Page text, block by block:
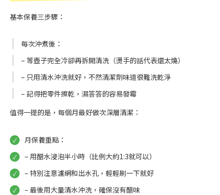
基本保養三步驟：
每次沖煮後：
– 等壺子完全冷卻再拆開清洗（燙手的話代表還太燒）
– 只用清水沖洗就好，不然清潔劑味道很難洗乾淨
– 記得把零件擦乾，濕答答的容易發霉
值得一提的是，每個月最好做次深層清潔：
月保養重點：
– 用醋水浸泡半小時（比例大約1:3就可以）
– 特別注意濾網和出水孔，輕輕刷一下就好
– 最後用大量清水沖洗，確保沒有醋味